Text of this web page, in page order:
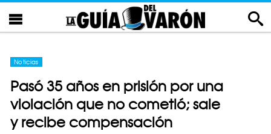
Noticias
Pasó 35 años en prisión por una
violación que no cometió; sale
y recibe compensación